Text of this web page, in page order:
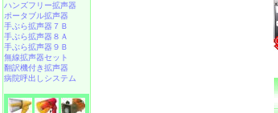
ハンズフリー拡声器
ポータブル拡声器
手ぶら拡声器７Ｂ
手ぶら拡声器８Ａ
手ぶら拡声器９Ｂ
無線拡声器セット
翻訳機付き拡声器
病院呼出しシステム